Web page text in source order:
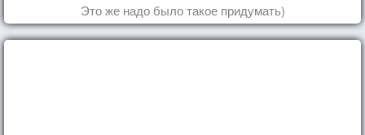
Это же надо было такое придумать)